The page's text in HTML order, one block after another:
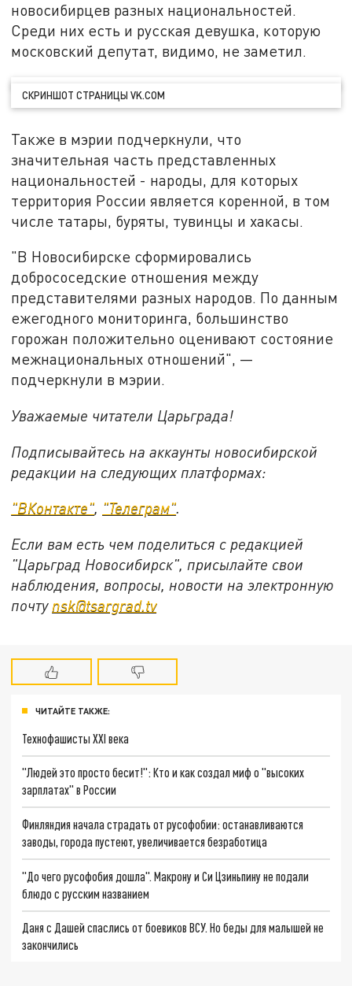
новосибирцев разных национальностей.
Среди них есть и русская девушка, которую
московский депутат, видимо, не заметил.
СКРИНШОТ СТРАНИЦЫ VK.COM
Также в мэрии подчеркнули, что
значительная часть представленных
национальностей - народы, для которых
территория России является коренной, в том
числе татары, буряты, тувинцы и хакасы.
"В Новосибирске сформировались
добрососедские отношения между
представителями разных народов. По данным
ежегодного мониторинга, большинство
горожан положительно оценивают состояние
межнациональных отношений", —
подчеркнули в мэрии.
Уважаемые читатели Царьграда!
Подписывайтесь на аккаунты новосибирской
редакции на следующих платформах:
"ВКонтакте", "Телеграм".
Если вам есть чем поделиться с редакцией
"Царьград Новосибирск", присылайте свои
наблюдения, вопросы, новости на электронную
почту nsk@tsargrad.tv
ЧИТАЙТЕ ТАКЖЕ:
Технофашисты XXI века
"Людей это просто бесит!": Кто и как создал миф о "высоких
зарплатах" в России
Финляндия начала страдать от русофобии: останавливаются
заводы, города пустеют, увеличивается безработица
"До чего русофобия дошла". Макрону и Си Цзиньпину не подали
блюдо с русским названием
Даня с Дашей спаслись от боевиков ВСУ. Но беды для малышей не
закончились